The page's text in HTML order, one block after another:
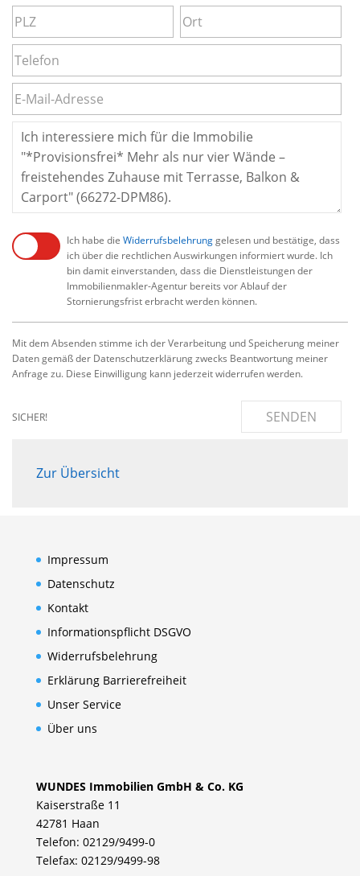
Ich habe die Widerrufsbelehrunggelesen und bestätige, dass
ich über die rechtlichen Auswirkungen informiert wurde. Ich
bin damit einverstanden, dass die Dienstleistungen der
Immobilienmakler-Agentur bereits vor Ablauf der
Stornierungsfrist erbracht werden können.
Mit dem Absenden stimme ich der Verarbeitung und Speicherung meiner
Daten gemäß der Datenschutzerklärung zwecks Beantwortung meiner
Anfrage zu. Diese Einwilligung kann jederzeit widerrufen werden.
SICHER! SENDEN
Zur Übersicht
Impressum
Datenschutz
Kontakt
Informationspflicht DSGVO
Widerrufsbelehrung
Erklärung Barrierefreiheit
Unser Service
Über uns
WUNDES Immobilien GmbH & Co. KG
Kaiserstraße 11
42781 Haan
Telefon: 02129/9499-0
Telefax: 02129/9499-98